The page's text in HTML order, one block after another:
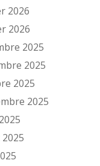
2026
2026
2025
2025
2025
2025